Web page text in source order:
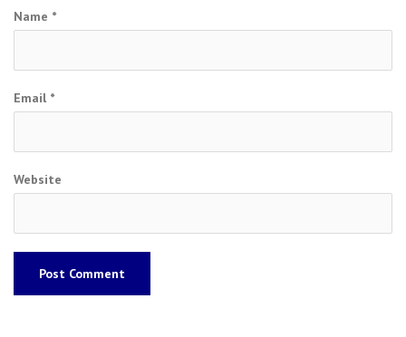
Name *
Email *
Website